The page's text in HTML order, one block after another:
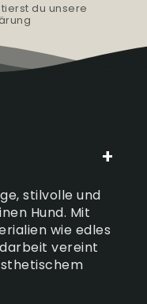
du unsere
stilvolle und
Hund. Mit
wie edles
vereint